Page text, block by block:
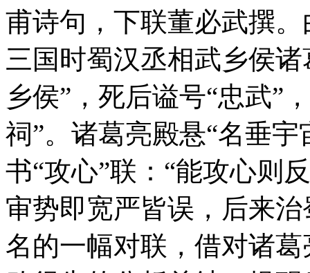
甫诗句，下联董必武撰
三国时蜀汉丞相武乡侯
乡侯”，死后谥号“忠武”
祠”。诸葛亮殿悬“名垂
书“攻心”联：“能攻心则
审势即宽严皆误，后来
名的一幅对联，借对诸